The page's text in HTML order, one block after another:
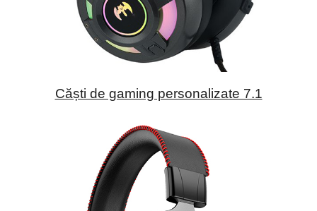
Căști de gaming personalizate 7.1